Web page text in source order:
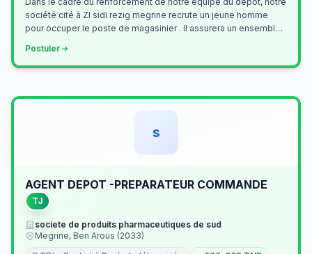
société cité à ZI sidi rezig megrine recrute un jeune homme
pour occuper le poste de magasinier . Il assurera un ensemble
Postuler
s
AGENT DEPOT -PREPARATEUR COMMANDE
TJ
societe de produits pharmaceutiques de sud
Megrine, Ben Arous (2033)